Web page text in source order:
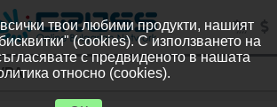
твои любими продукти, нашият
(cookies). С използването на
с предвиденото в нашата
относно (cookies).